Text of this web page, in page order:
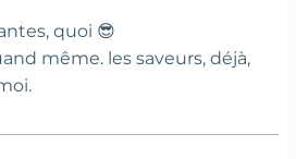
quoi 😎
même. les saveurs, déjà,